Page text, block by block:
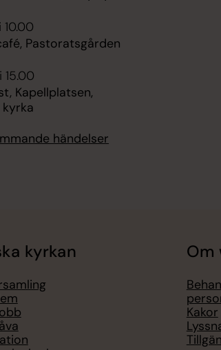
10.00
Pastoratsgården
15.00
Kapellplatsen,
händelser
kyrkan Om
Kakor